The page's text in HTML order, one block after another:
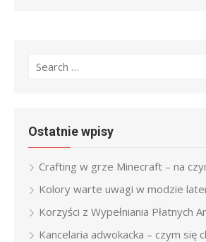
Search
Ostatnie wpisy
Crafting w grze Minecraft – na
Kolory warte uwagi w modzie
Korzyści z Wypełniania Płatnych
Kancelaria adwokacka – czym się